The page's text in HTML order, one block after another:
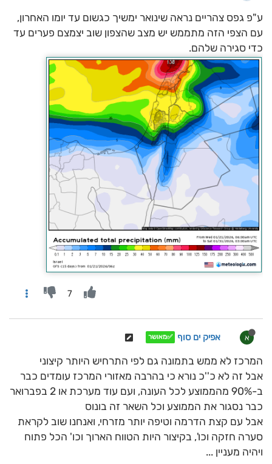
ע"פ גפס צהריים נראה שינואר ימשיך כגשום עד יומו האחרון,
עם הצפי הזה מתממש יש מצב שהצפון שוב יצמצם פערים עד
כדי סגירה שלהם.
7
א אפיק ים סוף ✅מאושר
המרכז לא ממש בתמונה גם לפי התרחיש היותר קיצוני
אבל זה לא כ''כ נורא כי בהרבה מאזורי המרכז עומדים כבר
ב-90% מהממוצע לכל העונה, ועם עוד מערכת או 2 בפברואר
כבר נסגור את הממוצע וכל השאר זה בונוס
אבל עם קצת הדרמה וטיפה יותר מזרחי, ואנחנו שוב לקראת
סערה חזקה וכו', בקיצור היות הטווח הארוך וכו' הכל פתוח
ויהיה מעניין ...